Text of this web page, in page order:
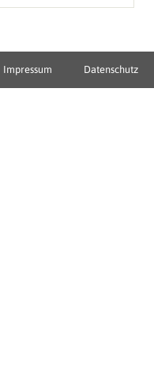
Impressum Datenschutz